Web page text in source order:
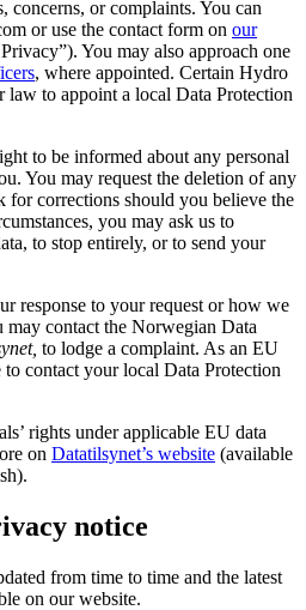
concerns, or complaints. You can
or use the contact form on our
You may also approach one
, where appointed. Certain Hydro
law to appoint a local Data Protection
to be informed about any personal
You may request the deletion of any
for corrections should you believe the
you may ask us to
to stop entirely, or to send your
response to your request or how we
may contact the Norwegian Data
to lodge a complaint. As an EU
contact your local Data Protection
rights under applicable EU data
on Datatilsynet’s website (available
notice
from time to time and the latest
on our website.